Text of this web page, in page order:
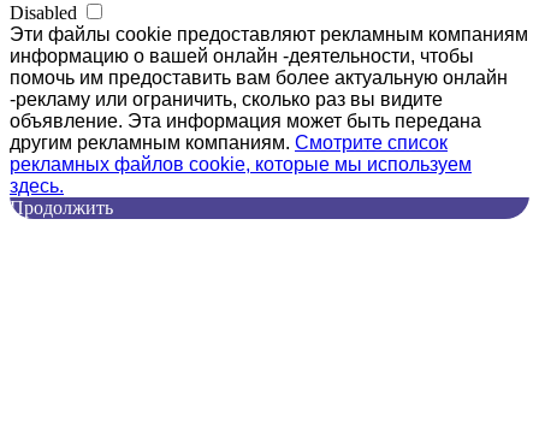
Disabled
Эти файлы cookie предоставляют рекламным компаниям
информацию о вашей онлайн -деятельности, чтобы
помочь им предоставить вам более актуальную онлайн
-рекламу или ограничить, сколько раз вы видите
объявление. Эта информация может быть передана
другим рекламным компаниям. Смотрите список
рекламных файлов cookie, которые мы используем
здесь.
Продолжить